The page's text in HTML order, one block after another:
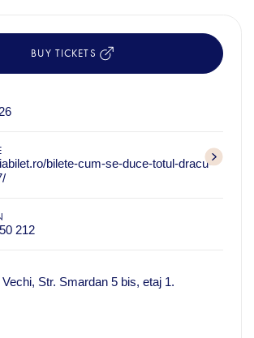
BUY TICKETS
bilete-cum-se-duce-totul-dracu-
212
Str. Smardan 5 bis, etaj 1.